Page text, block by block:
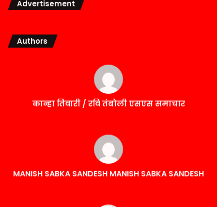
Advertisement
Authors
कान्हा तिवारी / रवि तंबोली एसएस समाचार
MANISH SABKA SANDESH MANISH SABKA SANDESH